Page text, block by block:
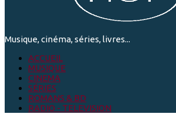
Musique, cinéma, séries, livres...
ACCUEIL
MUSIQUE
CINEMA
SÉRIES
ROMANS & BD
RADIO - TELEVISION